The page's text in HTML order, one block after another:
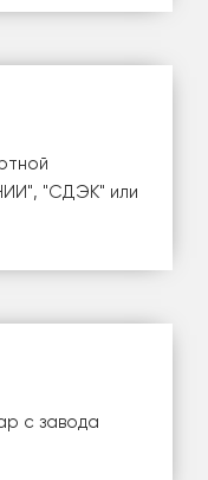
, "СДЭК" или
с завода